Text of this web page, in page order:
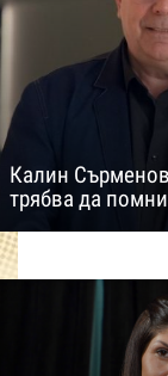
Калин
трябва да